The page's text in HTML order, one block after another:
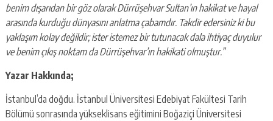
benim dışarı­dan bir göz olarak Dürrüşehvar Sultan’ın hakikat ve hayal
arasında kurduğu dünyasını anlatma çabamdır. Takdir edersiniz ki bu
yak­laşım kolay değildir; ister istemez bir tutunacak dala ihtiyaç duyu­lur
ve benim çıkış noktam da Dürrüşehvar’ın hakikati olmuştur.”
Yazar Hakkında;
İstanbul’da doğdu. İstanbul Üniversitesi Edebiyat Fakültesi Tarih
Bölümü sonrasında yükseklisans eğitimini Boğaziçi Üniversitesi